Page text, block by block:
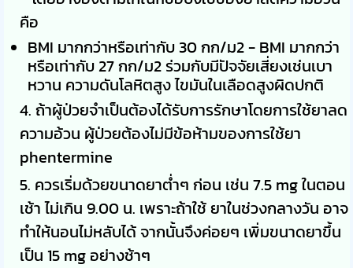
คือ
BMI มากกว่าหรือเท่ากับ 30 กก/ม2 - BMI มากกว่า
หรือเท่ากับ 27 กก/ม2 ร่วมกับมีปัจจัยเสี่ยงเช่นเบา
หวาน ความดันโลหิตสูง ไขมันในเลือดสูงผิดปกติ
4. ถ้าผู้ป่วยจำเป็นต้องได้รับการรักษาโดยการใช้ยาลด
ความอ้วน ผู้ป่วยต้องไม่มีข้อห้ามของการใช้ยา
phentermine
5. ควรเริ่มด้วยขนาดยาต่ำๆ ก่อน เช่น 7.5 mg ในตอน
เช้า ไม่เกิน 9.00 น. เพราะถ้าใช้ ยาในช่วงกลางวัน อาจ
ทำให้นอนไม่หลับได้ จากนั้นจึงค่อยๆ เพิ่มขนาดยาขึ้น
เป็น 15 mg อย่างช้าๆ